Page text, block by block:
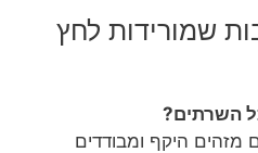
שמורידות לחץ
השרתים?
היקף ומבודדים